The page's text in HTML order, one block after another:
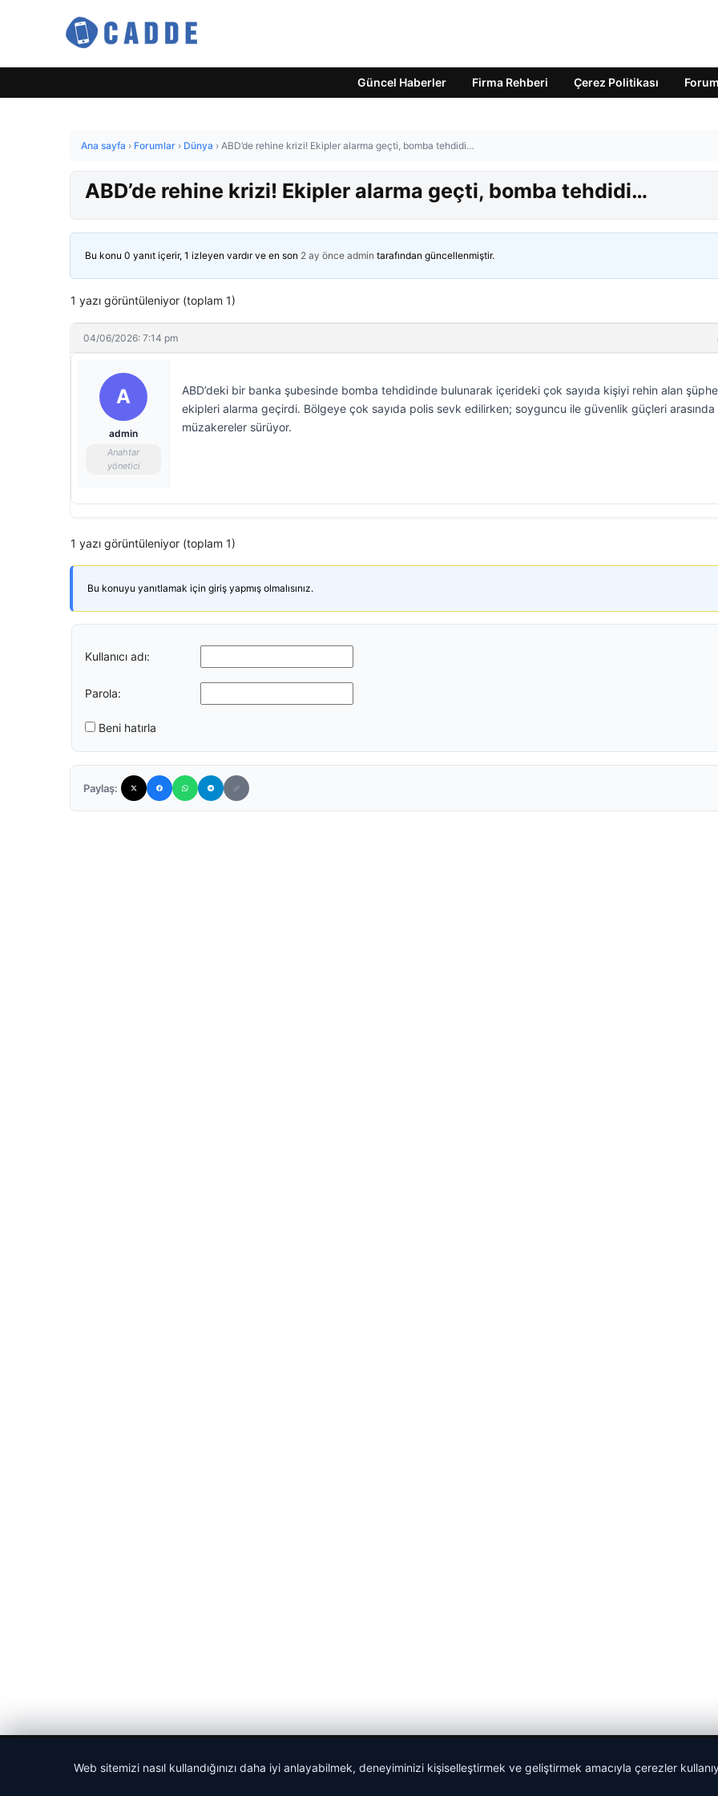
Güncel Haberler Firma Rehberi Çerez Politikası Forum
Ana sayfa › Forumlar › Dünya › ABD’de rehine krizi! Ekipler alarma geçti, bomba tehdidi…
ABD’de rehine krizi! Ekipler alarma geçti, bomba tehdidi…
Bu konu 0 yanıt içerir, 1 izleyen vardır ve en son 2 ay önce admin tarafından güncellenmiştir.
1 yazı görüntüleniyor (toplam 1)
04/06/2026: 7:14 pm
A
admin
Anahtar
yönetici
ABD’deki bir banka şubesinde bomba tehdidinde bulunarak içerideki çok sayıda kişiyi rehin alan
ekipleri alarma geçirdi. Bölgeye çok sayıda polis sevk edilirken; soyguncu ile güvenlik güçleri arasında
müzakereler sürüyor.
1 yazı görüntüleniyor (toplam 1)
Bu konuyu yanıtlamak için giriş yapmış olmalısınız.
Kullanıcı adı:
Parola:
Beni hatırla
Paylaş:
Web sitemizi nasıl kullandığınızı daha iyi anlayabilmek, deneyiminizi kişiselleştirmek ve geliştirmek amacıyla çerezler